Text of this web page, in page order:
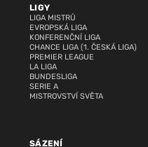
LIGY
LIGA MISTRŮ
EVROPSKÁ LIGA
KONFERENČNÍ LIGA
CHANCE LIGA (1. ČESKÁ LIGA)
PREMIER LEAGUE
LA LIGA
BUNDESLIGA
SERIE A
MISTROVSTVÍ SVĚTA
SÁZENÍ